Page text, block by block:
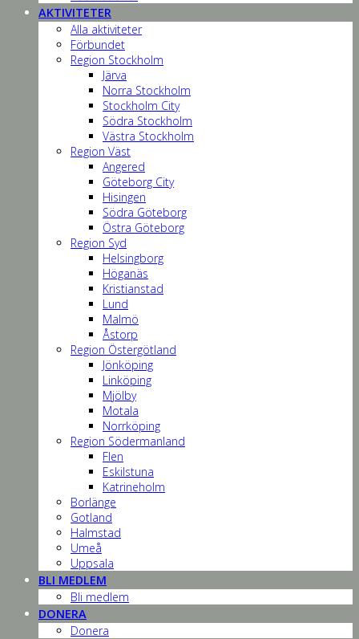
AKTIVITETER
Alla aktiviteter
Förbundet
Region Stockholm
Järva
Norra Stockholm
Stockholm City
Södra Stockholm
Västra Stockholm
Region Väst
Angered
Göteborg City
Hisingen
Södra Göteborg
Östra Göteborg
Region Syd
Helsingborg
Höganäs
Kristianstad
Lund
Malmö
Åstorp
Region Östergötland
Jönköping
Linköping
Mjölby
Motala
Norrköping
Region Södermanland
Flen
Eskilstuna
Katrineholm
Borlänge
Gotland
Halmstad
Umeå
Uppsala
BLI MEDLEM
Bli medlem
DONERA
Donera